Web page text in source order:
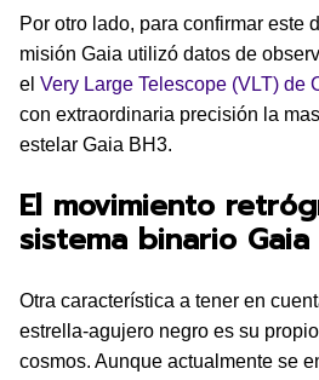
Por otro lado, para confirmar este
misión Gaia utilizó datos de
el Very Large Telescope (VLT) de
con extraordinaria precisión la
estelar Gaia BH3.
El movimiento
sistema binario Gaia
Otra característica a tener en
estrella-agujero negro es su
cosmos. Aunque actualmente se